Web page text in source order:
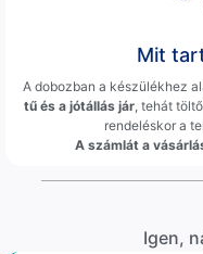
Mit
A dobozban a készülékhez
tű és a jótállás jár , tehát
rendeléskor a
A számlát a
Igen,